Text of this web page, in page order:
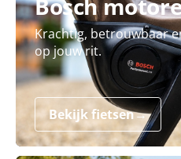
Bosch
Krachtig, betrouwbaar
op jouw rit.
Bekijk fietsen→